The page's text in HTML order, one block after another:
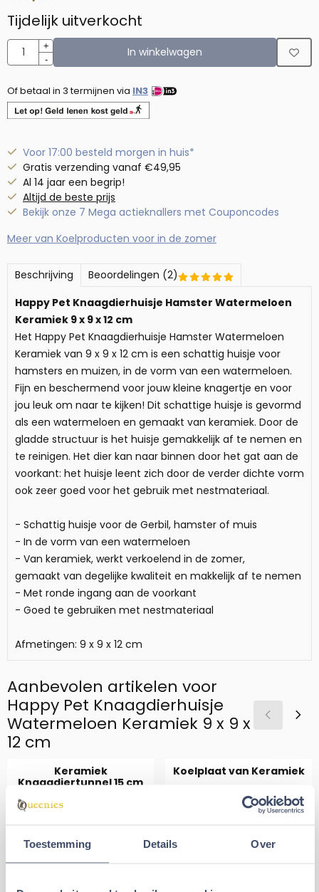
Toestemming Details Over
Tijdelijk uitverkocht
Aantal
+
-
In winkelwagen
Of betaal in 3 termijnen via IN3
Voor 17:00 besteld morgen in huis*
Gratis verzending vanaf €49,95
Al 14 jaar een begrip!
Altijd de beste prijs
Bekijk onze 7 Mega actieknallers met Couponcodes
Meer van Koelproducten voor in de zomer
Beschrijving
Beoordelingen (2)
Happy Pet Knaagdierhuisje Hamster Watermeloen
Keramiek 9 x 9 x 12 cm
Het Happy Pet Knaagdierhuisje Hamster Watermeloen
Keramiek van 9 x 9 x 12 cm is een schattig huisje voor
hamsters en muizen, in de vorm van een watermeloen.
Fijn en beschermend voor jouw kleine knagertje en voor
jou leuk om naar te kijken! Dit schattige huisje is gevormd
als een watermeloen en gemaakt van keramiek. Door de
gladde structuur is het huisje gemakkelijk af te nemen en
te reinigen. Het dier kan naar binnen door het gat aan de
voorkant: het huisje leent zich door de verder dichte vorm
ook zeer goed voor het gebruik met nestmateriaal.
- Schattig huisje voor de Gerbil, hamster of muis
- In de vorm van een watermeloen
- Van keramiek, werkt verkoelend in de zomer,
gemaakt van degelijke kwaliteit en makkelijk af te nemen
- Met ronde ingang aan de voorkant
- Goed te gebruiken met nestmateriaal
Afmetingen: 9 x 9 x 12 cm
Aanbevolen artikelen voor
Happy Pet Knaagdierhuisje
Watermeloen Keramiek 9 x 9 x
12 cm
Keramiek
Knaagdiertunnel 15 cm
Aantal kiezen voor Keramiek Knaagdiertunnel 15 cm
Koelplaat van Keramiek
Aantal kiezen voor Koelplaat